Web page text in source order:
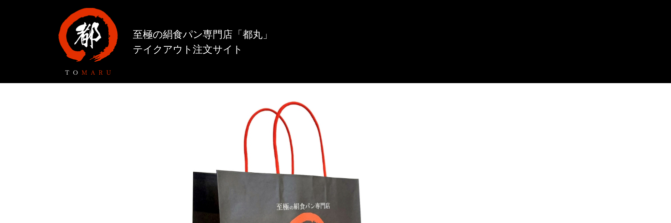
至極の絹食パン専門店「都丸」
テイクアウト注文サイト